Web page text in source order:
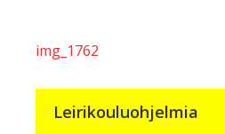
Artikkelien
img_1762
Leirikouluohjelmia